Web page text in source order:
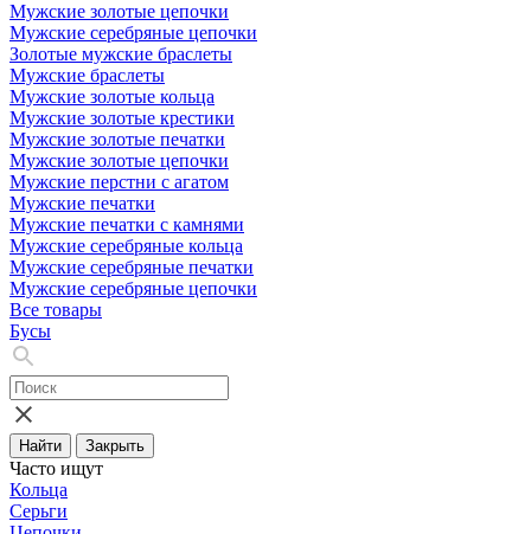
Мужские золотые цепочки
Мужские серебряные цепочки
Золотые мужские браслеты
Мужские браслеты
Мужские золотые кольца
Мужские золотые крестики
Мужские золотые печатки
Мужские золотые цепочки
Мужские перстни с агатом
Мужские печатки
Мужские печатки с камнями
Мужские серебряные кольца
Мужские серебряные печатки
Мужские серебряные цепочки
Все товары
Бусы
Найти Закрыть
Часто ищут
Кольца
Серьги